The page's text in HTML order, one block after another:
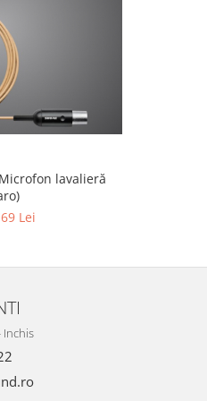
lavalieră
Lei
Inchis